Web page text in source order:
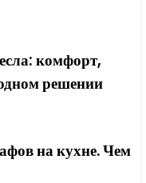
комфорт,
решении
на кухне. Чем